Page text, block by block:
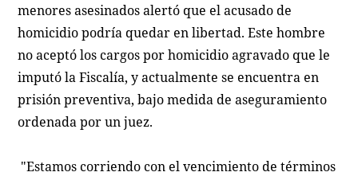
menores asesinados alertó que el acusado de
homicidio podría quedar en libertad. Este hombre
no aceptó los cargos por homicidio agravado que le
imputó la Fiscalía, y actualmente se encuentra en
prisión preventiva, bajo medida de aseguramiento
ordenada por un juez.
"Estamos corriendo con el vencimiento de términos